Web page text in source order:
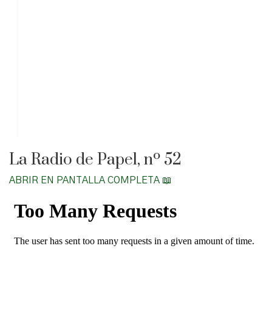
La Radio de Papel, nº 52
ABRIR EN PANTALLA COMPLETA 📖